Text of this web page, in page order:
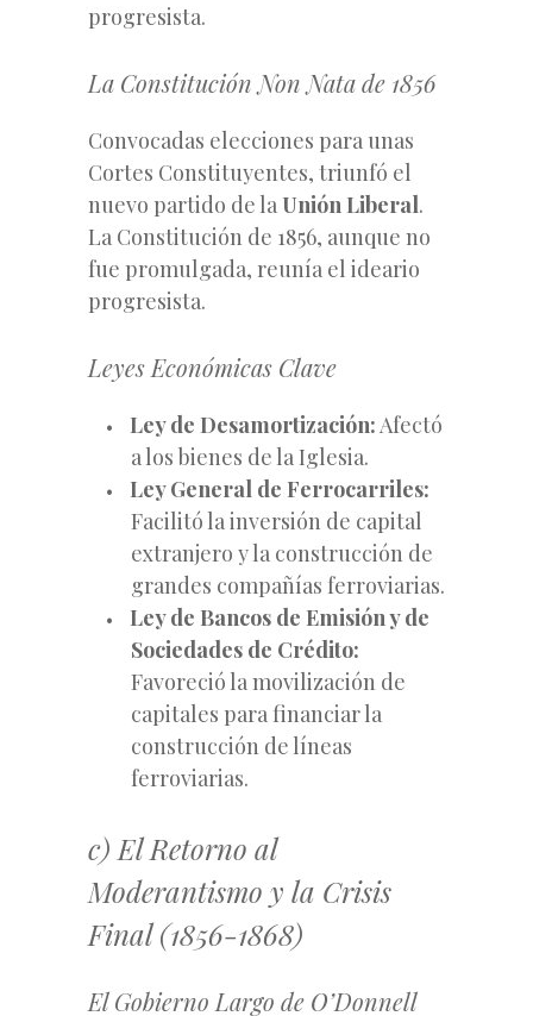
progresista.
La Constitución Non Natade 1856
Convocadas elecciones para unas
Cortes Constituyentes, triunfó el
nuevo partido de la Unión Liberal.
La Constitución de 1856, aunque no
fue promulgada, reunía el ideario
progresista.
Leyes Económicas Clave
Ley de Desamortización:Afectó
a los bienes de la Iglesia.
Ley General de Ferrocarriles:
Facilitó la inversión de capital
extranjero y la construcción de
grandes compañías ferroviarias.
Ley de Bancos de Emisión y de
Sociedades de Crédito:
Favoreció la movilización de
capitales para financiar la
construcción de líneas
ferroviarias.
c) El Retorno al
Moderantismo y la Crisis
Final (1856-1868)
El Gobierno Largo de O’Donnell